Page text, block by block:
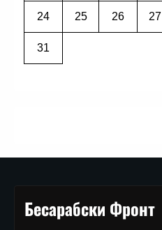
24 25 26 27
31
Бесарабски Фронт